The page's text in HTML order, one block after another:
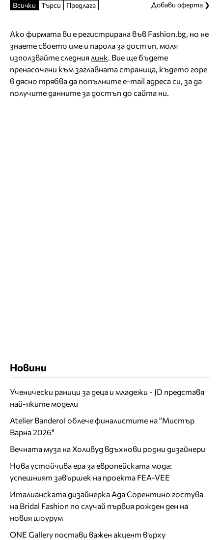
Всички
Търси Предлага Добави оферта ❯
Ако фирмата ви е регистрирана във Fashion.bg, но не
знаете своето име и парола за достъп, моля
използвайте следния линк. Вие ще бъдете
пренасочени към заглавната страница, където горе
в дясно трябва да попълните e-mail адреса си, за да
получите данните за достъп до сайта ни.
Новини
Ученически раници за деца и младежи - JD представя
най-яките модели
Atelier Banderol облече финалистите на "Мистър
Варна 2026"
Вечната муза на Холивуд вдъхнови родни дизайнери
Нова устойчива ера за европейската мода:
успешният завършек на проекта FEA-VEE
Италианската дизайнерка Ада Сорентино гостува
на Bridal Fashion по случай първия рожден ден на
новия шоурум
ONE Gallery постави важен акцент върху